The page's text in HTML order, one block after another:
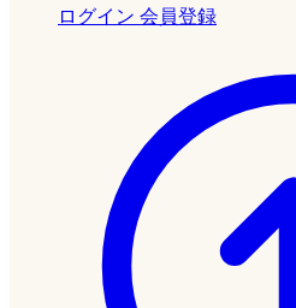
ログイン 会員登録